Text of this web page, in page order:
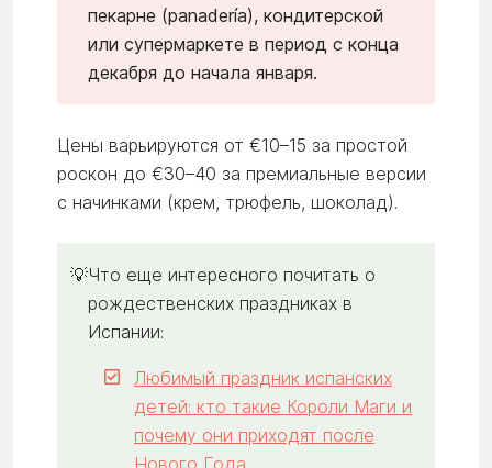
пекарне (panadería), кондитерской
или супермаркете в период с конца
декабря до начала января.
Цены варьируются от €10–15 за простой
роскон до €30–40 за премиальные версии
с начинками (крем, трюфель, шоколад).
💡Что еще интересного почитать о
рождественских праздниках в
Испании:
Любимый праздник испанских
детей: кто такие Короли Маги и
почему они приходят после